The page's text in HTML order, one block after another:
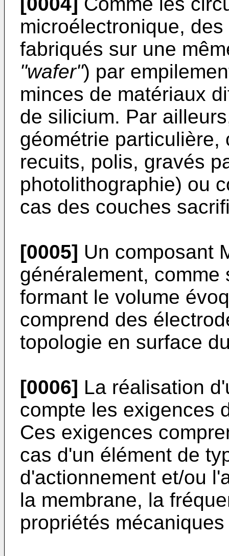
microélectronique,
fabriqués sur une
"wafer") par
minces de matériaux
de silicium. Par
géométrie
recuits, polis, gravés
photolithographie) ou
cas des couches
[0005] Un composant
généralement,
formant le volume
comprend des
topologie en surface
[0006] La réalisation
compte les exigences
Ces exigences
cas d'un élément de
d'actionnement et/ou
la membrane, la
propriétés